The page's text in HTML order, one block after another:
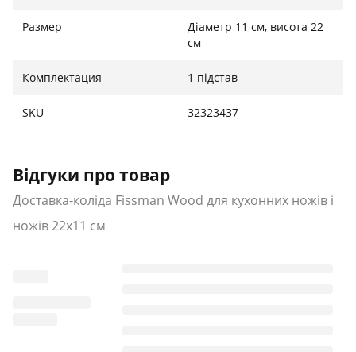
Размер
Діаметр 11 см, висота 22
см
Комплектация 1 підстав
SKU 32323437
Відгуки про товар
Доставка-коліда Fissman Wood для кухонних ножів і
ножів 22х11 см